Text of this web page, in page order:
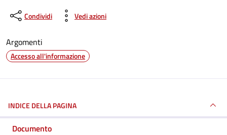
Condividi Vedi azioni
Argomenti
Accesso all'informazione
INDICE DELLA PAGINA
Documento